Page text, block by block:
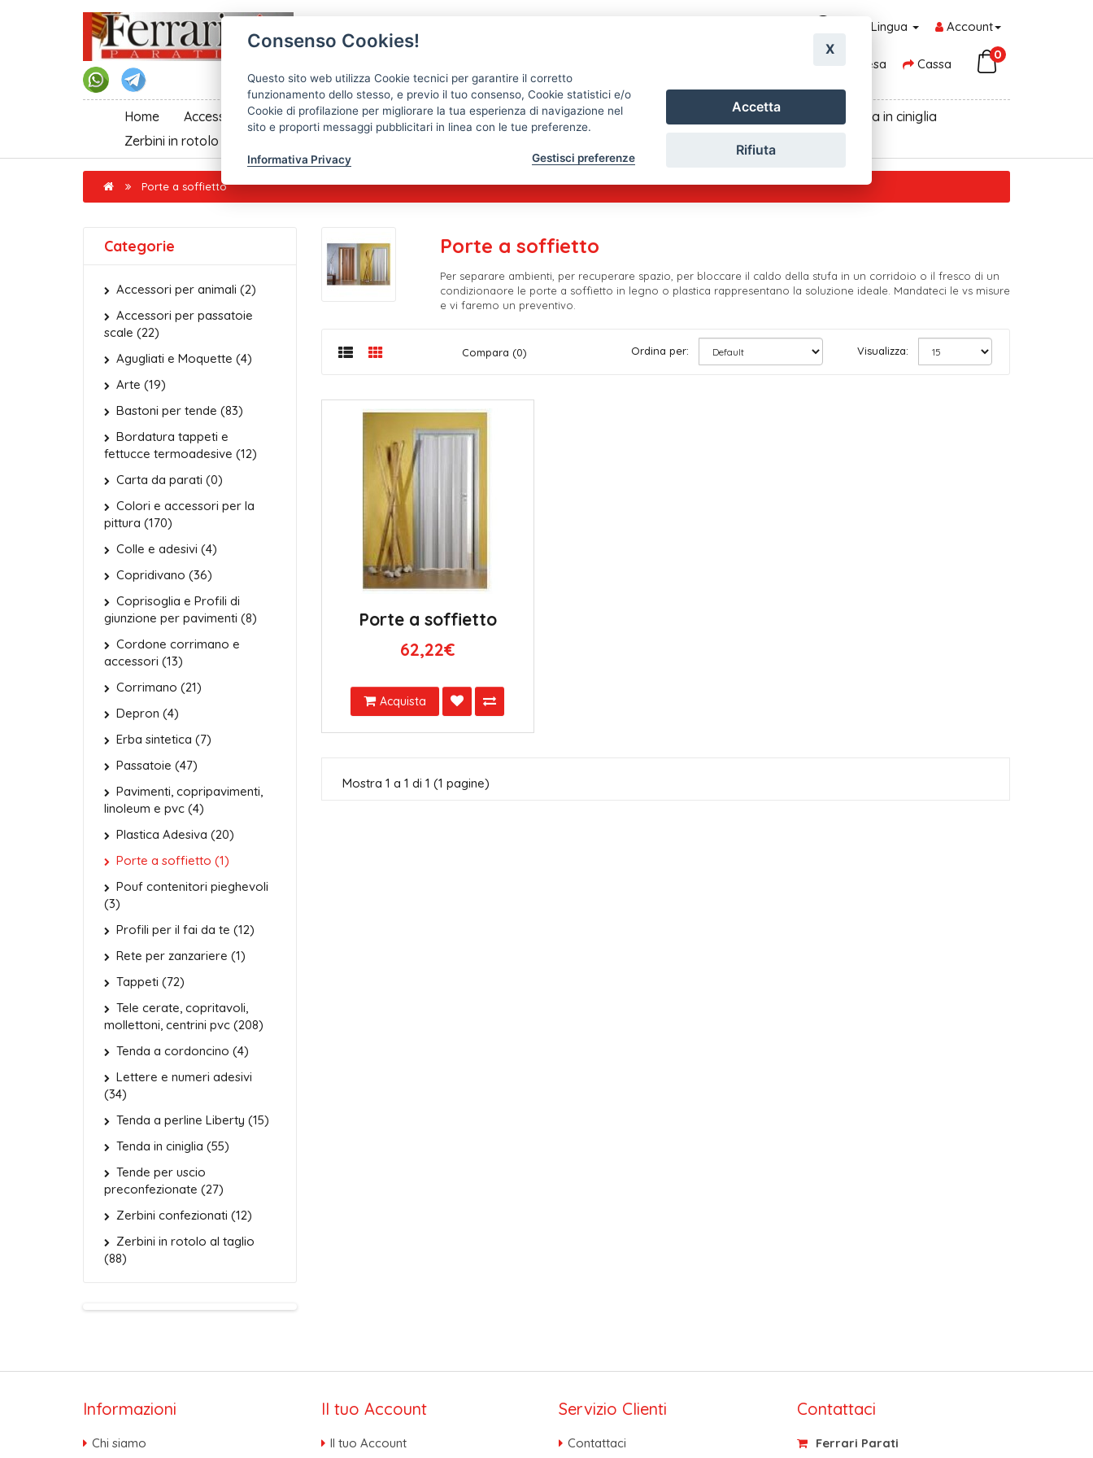
Lingua Account
Carrello della Spesa Cassa
0
Home Accessori per passatoie scale Passatoie Tappeti Tele cerate, copritavoli, mollettoni, centrini pvc
Tenda in ciniglia
Zerbini in rotolo al taglio
Porte a soffietto
Categorie
Accessori per animali (2)
Accessori per passatoie
scale (22)
Agugliati e Moquette (4)
Arte (19)
Bastoni per tende (83)
Bordatura tappeti e
fettucce termoadesive (12)
Carta da parati (0)
Colori e accessori per la
pittura (170)
Colle e adesivi (4)
Copridivano (36)
Coprisoglia e Profili di
giunzione per pavimenti (8)
Cordone corrimano e
accessori (13)
Corrimano (21)
Depron (4)
Erba sintetica (7)
Passatoie (47)
Pavimenti, copripavimenti,
linoleum e pvc (4)
Plastica Adesiva (20)
Porte a soffietto (1)
Pouf contenitori pieghevoli
(3)
Profili per il fai da te (12)
Rete per zanzariere (1)
Tappeti (72)
Tele cerate, copritavoli,
mollettoni, centrini pvc (208)
Tenda a cordoncino (4)
Lettere e numeri adesivi
(34)
Tenda a perline Liberty (15)
Tenda in ciniglia (55)
Tende per uscio
preconfezionate (27)
Zerbini confezionati (12)
Zerbini in rotolo al taglio
(88)
Porte a soffietto
Per separare ambienti, per recuperare spazio, per bloccare il caldo della stufa in un corridoio o il fresco di un
condizionaore le porte a soffietto in legno o plastica rappresentano la soluzione ideale. Mandateci le vs misure
e vi faremo un preventivo.
Compara (0) Ordina per: Visualizza:
Porte a soffietto
62,22€
Acquista
Mostra 1 a 1 di 1 (1 pagine)
Informazioni
Chi siamo
Il tuo Account
Il tuo Account
Servizio Clienti
Contattaci
Contattaci
Ferrari Parati
X
Consenso Cookies!
Questo sito web utilizza Cookie tecnici per garantire il corretto
funzionamento dello stesso, e previo il tuo consenso, Cookie statistici e/o
Cookie di profilazione per migliorare la tua esperienza di navigazione nel
sito e proporti messaggi pubblicitari in linea con le tue preferenze.
Informativa Privacy Gestisci preferenze
Accetta
Rifiuta